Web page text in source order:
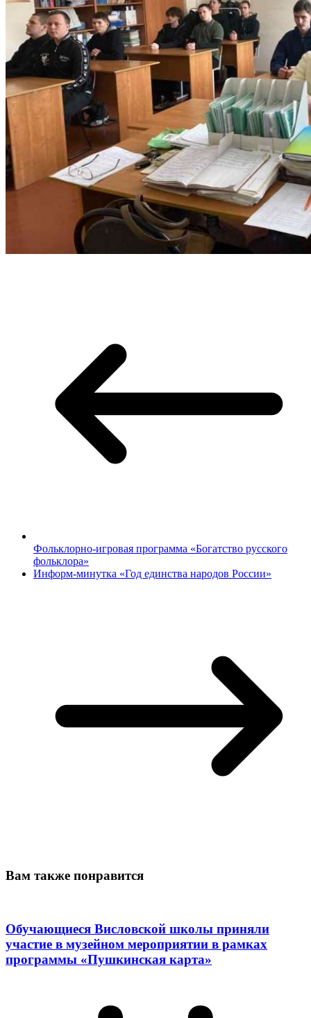
Фольклорно-игровая программа «Богатство русского
фольклора»
Информ-минутка «Год единства народов России»
Вам также понравится
Обучающиеся Висловской школы приняли
участие в музейном мероприятии в рамках
программы «Пушкинская карта»